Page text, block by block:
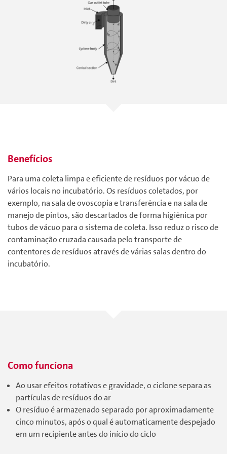
Benefícios
Para uma coleta limpa e eficiente de resíduos por vácuo de
vários locais no incubatório. Os resíduos coletados, por
exemplo, na sala de ovoscopia e transferência e na sala de
manejo de pintos, são descartados de forma higiênica por
tubos de vácuo para o sistema de coleta. Isso reduz o risco de
contaminação cruzada causada pelo transporte de
contentores de resíduos através de várias salas dentro do
incubatório.
Como funciona
Ao usar efeitos rotativos e gravidade, o ciclone separa as
partículas de resíduos do ar
O resíduo é armazenado separado por aproximadamente
cinco minutos, após o qual é automaticamente despejado
em um recipiente antes do início do ciclo